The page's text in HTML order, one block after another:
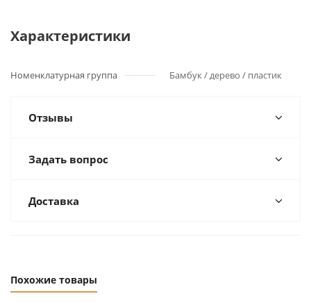
Характеристики
Номенклатурная группа Бамбук / дерево / пластик
Отзывы
Задать вопрос
Доставка
Похожие товары